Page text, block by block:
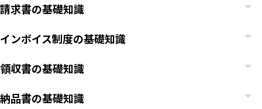
請求書の基礎知識
インボイス制度の基礎知識
領収書の基礎知識
納品書の基礎知識